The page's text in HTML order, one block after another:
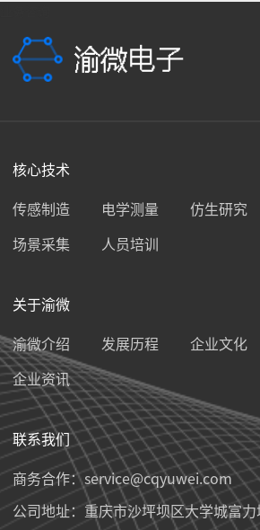
核心技术
传感制造
电学测量 仿生研究
场景采集
人员培训
关于渝微
渝微介绍
发展历程 企业文化
企业资讯
联系我们
商务合作：service@cqyuwei.com
公司地址：重庆市沙坪坝区大学城富